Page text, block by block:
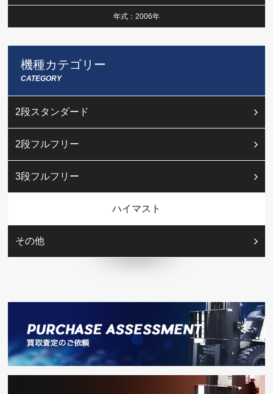
年式：2006年
機種カテゴリー
CATEGORY
2段スタンダード
2段フルフリー
3段フルフリー
ハイマスト
その他